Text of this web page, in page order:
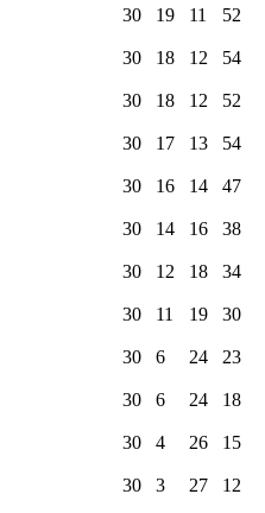
30 19 11 52
30 18 12 54
30 18 12 52
30 17 13 54
30 16 14 47
30 14 16 38
30 12 18 34
30 11 19 30
30 6 24 23
30 6 24 18
30 4 26 15
30 3 27 12